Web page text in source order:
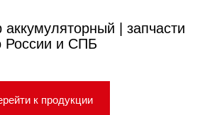
| запчасти
России и СПБ
к продукции